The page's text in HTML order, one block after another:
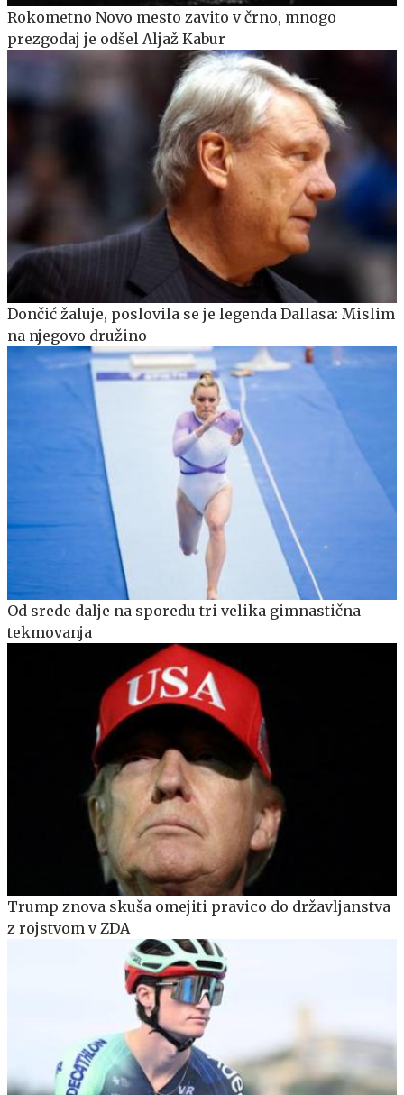
Rokometno Novo mesto zavito v črno, mnogo
prezgodaj je odšel Aljaž Kabur
Dončić žaluje, poslovila se je legenda Dallasa: Mislim
na njegovo družino
Od srede dalje na sporedu tri velika gimnastična
tekmovanja
Trump znova skuša omejiti pravico do državljanstva
z rojstvom v ZDA